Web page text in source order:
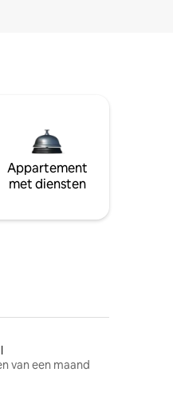
Appartement
met diensten
van een maand